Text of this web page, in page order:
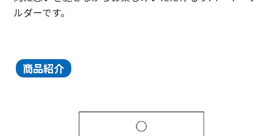
JR東海MARKET
ルダーです。
商品紹介